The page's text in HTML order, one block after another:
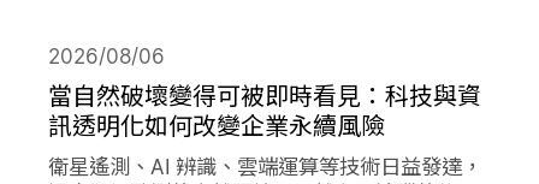
當自然破壞變得可被即時看見：科技與資
訊透明化如何改變企業永續風險
2026/08/06
衛星遙測、AI 辨識、雲端運算等技術日益發達，